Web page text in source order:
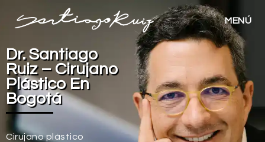
MENÚ
Dr. Santiago
Ruiz – Cirujano
Plástico En
Bogotá
Cirujano plástico